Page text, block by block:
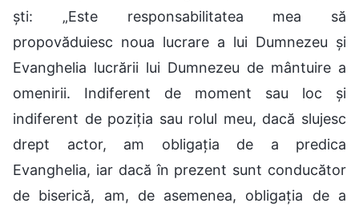
ști: „Este responsabilitatea mea să
propovăduiesc noua lucrare a lui Dumnezeu și
Evanghelia lucrării lui Dumnezeu de mântuire a
omenirii. Indiferent de moment sau loc și
indiferent de poziția sau rolul meu, dacă slujesc
drept actor, am obligația de a predica
Evanghelia, iar dacă în prezent sunt conducător
de biserică, am, de asemenea, obligația de a